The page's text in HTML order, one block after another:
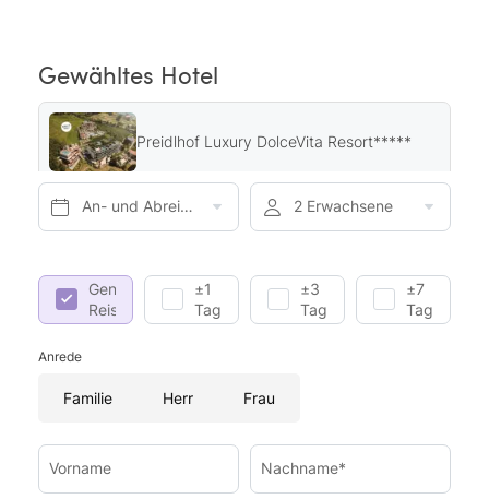
An- und Abreise* 2 Erwachsene
Genaue
Reisedaten
±1
Tag
±3
Tage
±7
Tage
Anrede
Familie Herr Frau
Vorname Nachname*
Gewähltes Hotel
Preidlhof Luxury DolceVita Resort*****